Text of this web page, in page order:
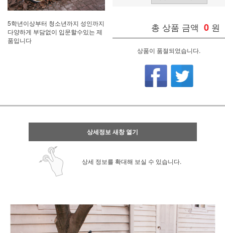
5학년이상부터 청소년까지 성인까지
다양하게 부담없이 입문할수있는 제
품입니다
총 상품 금액 0 원
상품이 품절되었습니다.
상세정보 새창 열기
상세 정보를 확대해 보실 수 있습니다.